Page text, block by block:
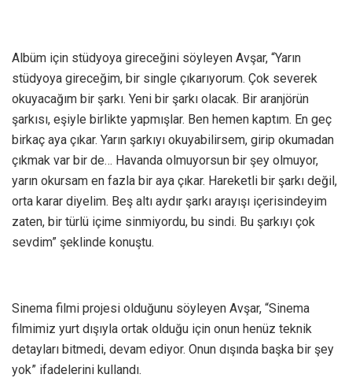
Albüm için stüdyoya gireceğini söyleyen Avşar, “Yarın
stüdyoya gireceğim, bir single çıkarıyorum. Çok severek
okuyacağım bir şarkı. Yeni bir şarkı olacak. Bir aranjörün
şarkısı, eşiyle birlikte yapmışlar. Ben hemen kaptım. En geç
birkaç aya çıkar. Yarın şarkıyı okuyabilirsem, girip okumadan
çıkmak var bir de… Havanda olmuyorsun bir şey olmuyor,
yarın okursam en fazla bir aya çıkar. Hareketli bir şarkı değil,
orta karar diyelim. Beş altı aydır şarkı arayışı içerisindeyim
zaten, bir türlü içime sinmiyordu, bu sindi. Bu şarkıyı çok
sevdim” şeklinde konuştu.
Sinema filmi projesi olduğunu söyleyen Avşar, “Sinema
filmimiz yurt dışıyla ortak olduğu için onun henüz teknik
detayları bitmedi, devam ediyor. Onun dışında başka bir şey
yok” ifadelerini kullandı.